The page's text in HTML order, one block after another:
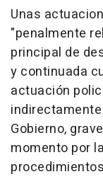
Unas
"penalmente
principal de
y continuada
actuación
Gobierno,
momento por